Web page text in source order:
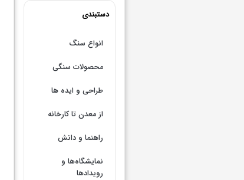
دستبندی
انواع سنگ
محصولات سنگی
طراحی و ایده ها
از معدن تا کارخانه
راهنما و دانش
نمایشگاه‌ها و
رویدادها